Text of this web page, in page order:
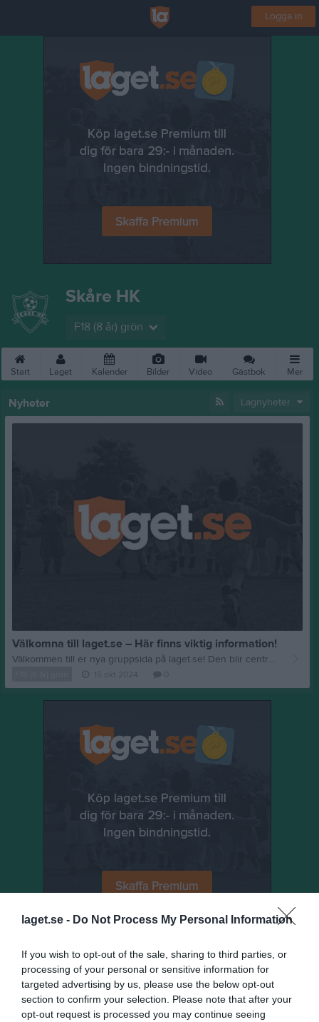
laget.se - Do Not Process My Personal Information
If you wish to opt-out of the sale, sharing to third parties, or
processing of your personal or sensitive information for
targeted advertising by us, please use the below opt-out
section to confirm your selection. Please note that after your
opt-out request is processed you may continue seeing
Logga in
Skåre HK
F18 (8 år) grön
Start Laget Kalender Bilder Video Gästbok Mer
Nyheter Lagnyheter
Välkomna till laget.se – Här finns viktig information!
Välkommen till er nya gruppsida på laget.se! Den blir central i all kommunikation mellan aktiva, ledare, föräldrar och andra intresserade. För att komma igång direkt med en bra kommunikation i och omkring gruppen finns ett antal viktiga punkter för sidans administratör: • Logga in och lägga till alla aktiva och ledare under Medlemmar. • Fylla på kalendern med alla inplanerade aktiviteter. Matcher läggs till via Serier medan träningar och andra aktiviteter läggs till via Aktiviteter. • Skriv nyheter löpande och berätta om verksamheten. I takt med att nya nyheter läggs till kommer den här nyhetstexten att försvinna. Om någon i gruppen har frågor om laget.se är man alltid välkommen att kontakta vår support på support@laget.se eller 019-15 44 00. Varmt välkomna till laget.se!
Senast uppladdade video